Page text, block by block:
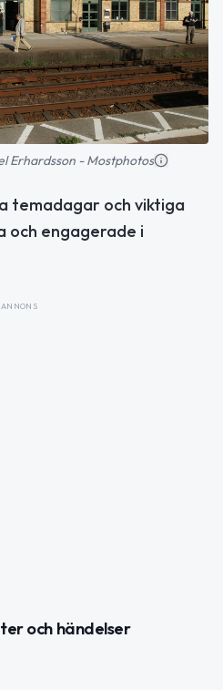
Erhardsson - Mostphotos
temadagar och viktiga
och engagerade i
ANNONS
och händelser